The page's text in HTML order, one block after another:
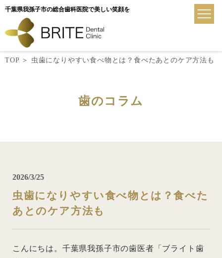
千葉県我孫子市の総合歯科医院で美しい笑顔を
TOP＞ 虫歯になりやすい食べ物とは？食べたあとのケア方法も
歯のコラム
2026/3/25
虫歯になりやすい食べ物とは？食べた
あとのケア方法も
こんにちは。千葉県我孫子市の歯医者「ブライト歯